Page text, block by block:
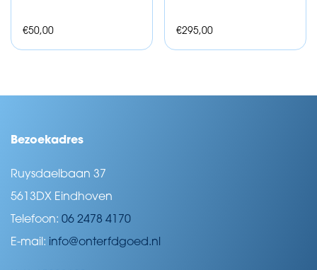
€50,00 €295,00
Bezoekadres
Ruysdaelbaan 37
5613DX Eindhoven
Telefoon: 06 2478 4170
E-mail: info@onterfdgoed.nl